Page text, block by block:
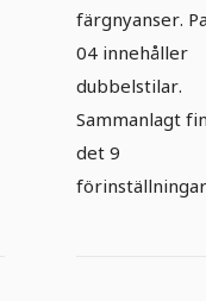
färgnyanser.
04 innehåller
dubbelstilar.
Sammanlagt
det 9